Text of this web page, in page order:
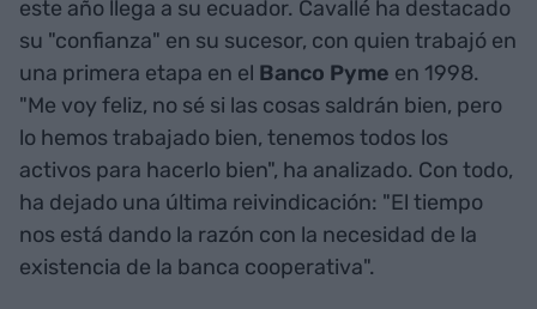
este año llega a su ecuador. Cavallé ha destacado
su "confianza" en su sucesor, con quien trabajó en
una primera etapa en el Banco Pyme en 1998.
"Me voy feliz, no sé si las cosas saldrán bien, pero
lo hemos trabajado bien, tenemos todos los
activos para hacerlo bien", ha analizado. Con todo,
ha dejado una última reivindicación: "El tiempo
nos está dando la razón con la necesidad de la
existencia de la banca cooperativa".